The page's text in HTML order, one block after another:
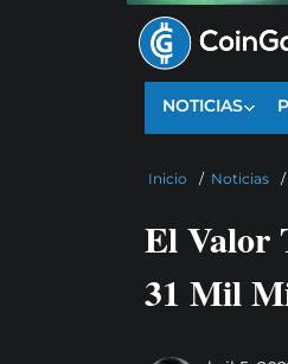
NOTICIAS
Inicio / Noticias /
El Valor
31 Mil